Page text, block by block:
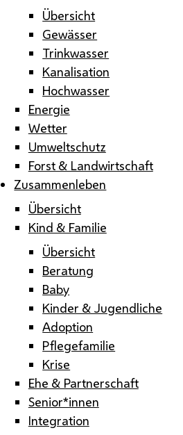
Übersicht
Gewässer
Trinkwasser
Kanalisation
Hochwasser
Energie
Wetter
Umweltschutz
Forst & Landwirtschaft
Zusammenleben
Übersicht
Kind & Familie
Übersicht
Beratung
Baby
Kinder & Jugendliche
Adoption
Pflegefamilie
Krise
Ehe & Partnerschaft
Senior*innen
Integration